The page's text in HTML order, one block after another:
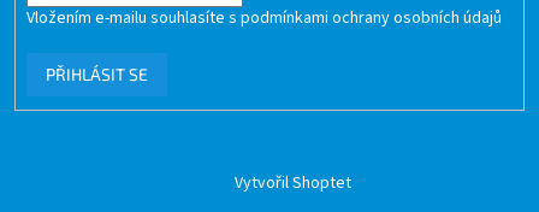
Vložením e-mailu souhlasíte s podmínkami ochrany osobních údajů
PŘIHLÁSIT SE
Vytvořil Shoptet